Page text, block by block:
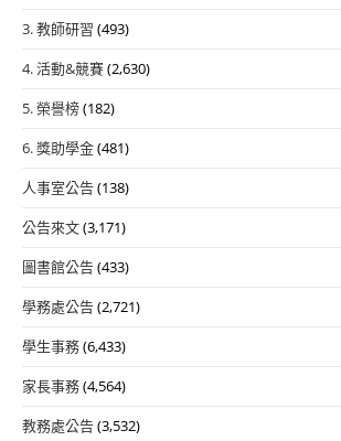
3. 教師研習 (493)
4. 活動&競賽(2,630)
5. 榮譽榜(182)
6. 獎助學金(481)
人事室公告(138)
公告來文(3,171)
圖書館公告(433)
學務處公告(2,721)
學生事務(6,433)
家長事務(4,564)
教務處公告(3,532)